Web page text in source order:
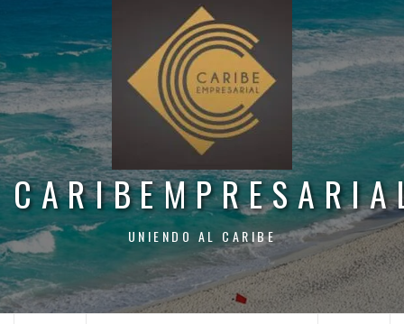
UNIENDO AL CARIBE